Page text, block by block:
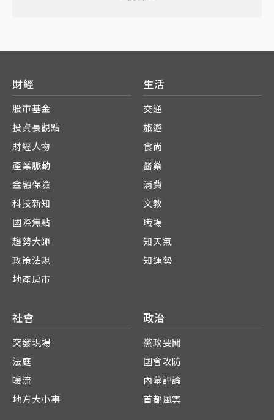
財經
股市基金
投資長觀點
財經人物
產業脈動
金融保險
科技新知
國際焦點
趨勢大師
政策法規
地產房市
生活
交通
旅遊
食尚
醫藥
消費
文教
職場
知天氣
知運勢
社會
突發現場
法庭
暖流
地方大小事
政治
黨政要聞
國會攻防
內幕評論
首都風雲